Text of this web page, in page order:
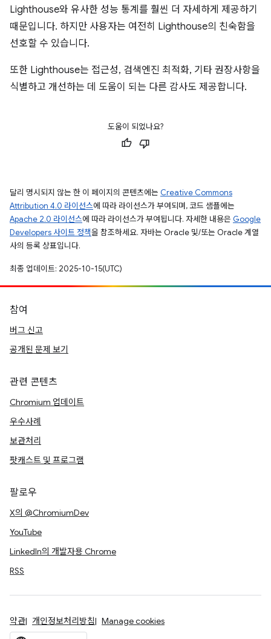
Lighthouse와 유사한 성능 통계를 훨씬 더 자세하게 제공하기
때문입니다. 하지만 사용자는 여전히 Lighthouse의 친숙함을
선호할 수 있습니다.
또한 Lighthouse는 접근성, 검색엔진 최적화, 기타 권장사항을
식별하고 개선하는 데 도움이 되는 다른 감사도 제공합니다.
도움이 되었나요?
달리 명시되지 않는 한 이 페이지의 콘텐츠에는 Creative Commons
Attribution 4.0 라이선스에 따라 라이선스가 부여되며, 코드 샘플에는
Apache 2.0 라이선스에 따라 라이선스가 부여됩니다. 자세한 내용은 Google
Developers 사이트 정책을 참조하세요. 자바는 Oracle 및/또는 Oracle 계열
사의 등록 상표입니다.
최종 업데이트: 2025-10-15(UTC)
참여
버그 신고
공개된 문제 보기
관련 콘텐츠
Chromium 업데이트
우수사례
보관처리
팟캐스트 및 프로그램
팔로우
X의 @ChromiumDev
YouTube
LinkedIn의 개발자용 Chrome
RSS
약관 개인정보처리방침 Manage cookies